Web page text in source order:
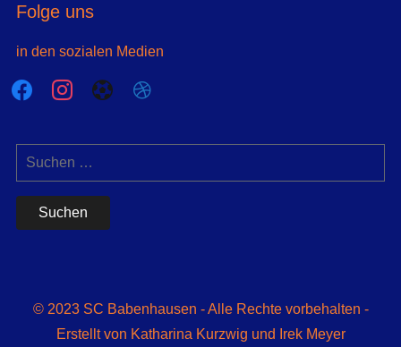
Folge uns
in den sozialen Medien
facebookinstagram
futbol-
dribbble
Suchen
nach:
© 2023 SC Babenhausen - Alle Rechte vorbehalten -
Erstellt von Katharina Kurzwig und Irek Meyer